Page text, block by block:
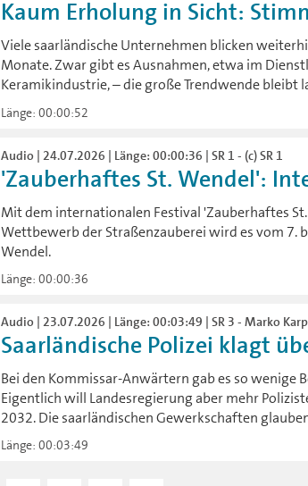
Kaum Erholung in Sicht:
Viele saarländische Unternehmen blicken
Monate. Zwar gibt es Ausnahmen, etwa im
Keramikindustrie, – die große Trendwende bleibt
Länge: 00:00:52
Audio | 24.07.2026 | Länge: 00:00:36 | SR 1 - (c) SR 1
'Zauberhaftes St. Wendel':
Mit dem internationalen Festival 'Zauberhaftes
Wettbewerb der Straßenzauberei wird es vom 7.
Wendel.
Länge: 00:00:36
Audio | 23.07.2026 | Länge: 00:03:49 | SR 3 - Marko Karp
Saarländische Polizei klagt
Bei den Kommissar-Anwärtern gab es so wenige
Eigentlich will Landesregierung aber mehr
2032. Die saarländischen Gewerkschaften
Länge: 00:03:49